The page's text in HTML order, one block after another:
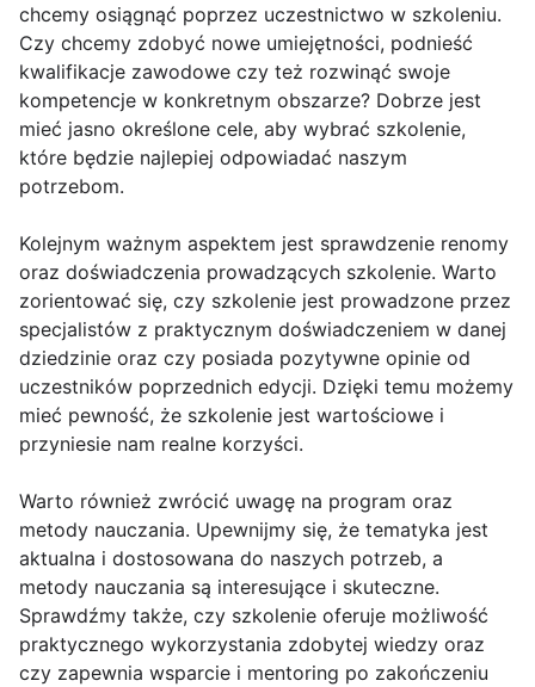
chcemy osiągnąć poprzez uczestnictwo w szkoleniu.
Czy chcemy zdobyć nowe umiejętności, podnieść
kwalifikacje zawodowe czy też rozwinąć swoje
kompetencje w konkretnym obszarze? Dobrze jest
mieć jasno określone cele, aby wybrać szkolenie,
które będzie najlepiej odpowiadać naszym
potrzebom.
Kolejnym ważnym aspektem jest sprawdzenie renomy
oraz doświadczenia prowadzących szkolenie. Warto
zorientować się, czy szkolenie jest prowadzone przez
specjalistów z praktycznym doświadczeniem w danej
dziedzinie oraz czy posiada pozytywne opinie od
uczestników poprzednich edycji. Dzięki temu możemy
mieć pewność, że szkolenie jest wartościowe i
przyniesie nam realne korzyści.
Warto również zwrócić uwagę na program oraz
metody nauczania. Upewnijmy się, że tematyka jest
aktualna i dostosowana do naszych potrzeb, a
metody nauczania są interesujące i skuteczne.
Sprawdźmy także, czy szkolenie oferuje możliwość
praktycznego wykorzystania zdobytej wiedzy oraz
czy zapewnia wsparcie i mentoring po zakończeniu